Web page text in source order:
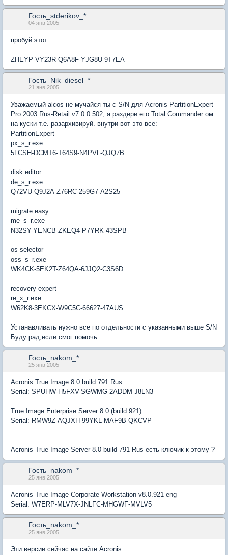
Гость_stderikov_*
04 янв 2005
пробуй этот
ZHEYP-VY23R-Q6A8F-YJG8U-9T7EA
Гость_Nik_diesel_*
21 янв 2005
Уважаемый alcos не мучайся ты с S/N для Acronis PartitionExpert
Pro 2003 Rus-Retail v7.0.0.502, а раздери его Total Commander ом
на куски т.е. разархивируй. внутри вот это все:
PartitionExpert
px_s_r.exe
5LCSH-DCMT6-T64S9-N4PVL-QJQ7B
disk editor
de_s_r.exe
Q72VU-Q9J2A-Z76RC-259G7-A2S25
migrate easy
me_s_r.exe
N32SY-YENCB-ZKEQ4-P7YRK-43SPB
os selector
oss_s_r.exe
WK4CK-5EK2T-Z64QA-6JJQ2-C3S6D
recovery expert
re_x_r.exe
W62K8-3EKCX-W9C5C-66627-47AUS
Устанавливать нужно все по отдельности с указанными выше S/N
Буду рад,если смог помочь.
Гость_nakom_*
25 янв 2005
Acronis True Image 8.0 build 791 Rus
Serial: SPUHW-H5FXV-SGWMG-2ADDM-J8LN3
True Image Enterprise Server 8.0 (build 921)
Serial: RMW9Z-AQJXH-99YKL-MAF9B-QKCVP
Acronis True Image Server 8.0 build 791 Rus есть ключик к этому ?
Гость_nakom_*
25 янв 2005
Acronis True Image Corporate Workstation v8.0.921 eng
Serial: W7ERP-MLV7X-JNLFC-MHGWF-MVLV5
Гость_nakom_*
25 янв 2005
Эти версии сейчас на сайте Acronis :